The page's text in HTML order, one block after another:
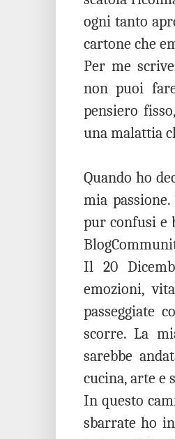
ogni tanto
cartone che
Per me
non puoi
pensiero
una malattia
Quando ho
mia
pur confusi e
Il 20
emozioni,
passeggiate
scorre. La
sarebbe
cucina, arte e
In questo
sbarrate ho